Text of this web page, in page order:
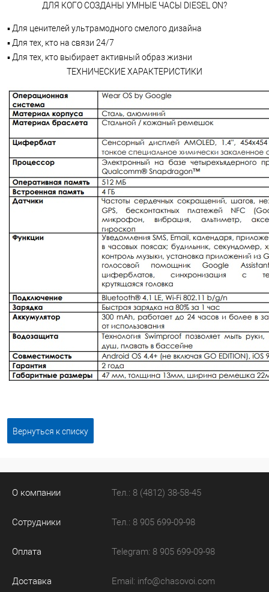
ДЛЯ КОГО СОЗДАНЫ УМНЫЕ ЧАСЫ DIESEL ON?
▪ Для ценителей ультрамодного смелого дизайна
▪ Для тех, кто на связи 24/7
▪ Для тех, кто выбирает активный образ жизни
ТЕХНИЧЕСКИЕ ХАРАКТЕРИСТИКИ
Вернуться к списку
О компании
Сотрудники
Оплата
Доставка
Тел.: 8 (4812) 38-58-45
Тел.: 8 905 699-09-98
Telegram: 8 905 699-09-98
Email: info@chasovoi.com